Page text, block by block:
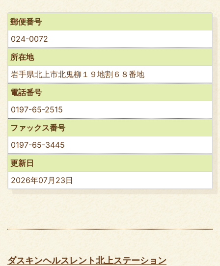
郵便番号
024-0072
所在地
岩手県北上市北鬼柳１９地割６８番地
電話番号
0197-65-2515
ファックス番号
0197-65-3445
更新日
2026年07月23日
ダスキンヘルスレント北上ステーション